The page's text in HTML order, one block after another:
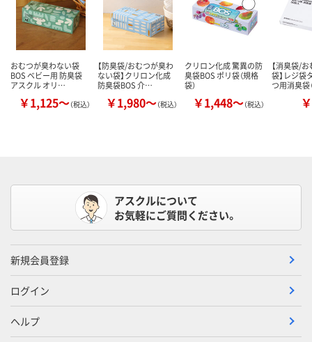
おむつが臭わない袋
BOS ベビー用 防臭袋
アスクル オリ…
￥1,125～（税込）
【防臭袋/おむつが臭わ
ない袋】クリロン化成
防臭袋BOS 介…
￥1,980～（税込）
クリロン化成 驚異の防
臭袋BOS ポリ袋（規格
袋）
￥1,448～（税込）
【消臭袋/
袋】レジ袋
つ用消臭袋
アスクルについて
お気軽にご質問ください。
新規会員登録
ログイン
ヘルプ